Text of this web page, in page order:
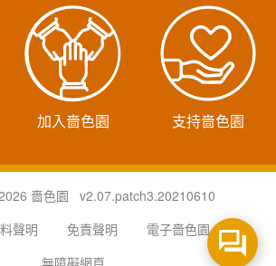
加入嗇色園 支持嗇色園
嗇色園 v2.07.patch3.20210610
聲明
免責聲明
電子嗇色園